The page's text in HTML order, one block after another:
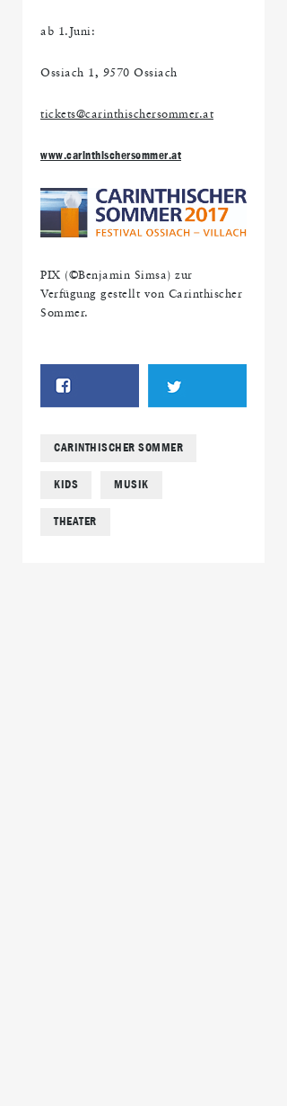
ab 1.Juni:
Ossiach 1, 9570 Ossiach
tickets@carinthischersommer.at
www.carinthischersommer.at
PIX (©Benjamin Simsa) zur
Verfügung gestellt von Carinthischer
Sommer.
CARINTHISCHER SOMMER
KIDS MUSIK
THEATER